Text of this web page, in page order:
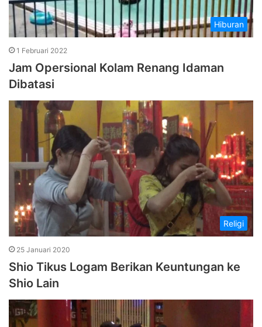
Hiburan
1 Februari 2022
Jam Opersional Kolam Renang Idaman
Dibatasi
Religi
25 Januari 2020
Shio Tikus Logam Berikan Keuntungan ke
Shio Lain